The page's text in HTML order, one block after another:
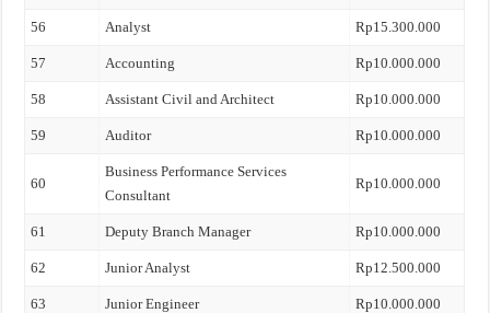
56 Analyst Rp15.300.000
57 Accounting Rp10.000.000
58 Assistant Civil and Architect Rp10.000.000
59 Auditor Rp10.000.000
60
Business Performance Services
Consultant
Rp10.000.000
61 Deputy Branch Manager Rp10.000.000
62 Junior Analyst Rp12.500.000
63 Junior Engineer Rp10.000.000